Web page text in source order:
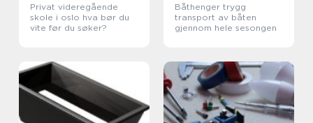
Privat videregående
skole i oslo hva bør du
vite før du søker?
Båthenger trygg
transport av båten
gjennom hele sesongen